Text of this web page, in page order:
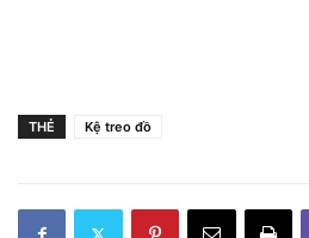
THẺ Kệ treo đồ